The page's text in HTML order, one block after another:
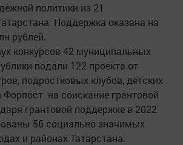
политики из 21
Поддержка оказана на
рублей.
конкурсов 42 муниципальных
подали 122 проекта от
подростковых клубов, детских
Форпост на соискание грантовой
грантовой поддержке в 2022
56 социально значимых
и районах Татарстана.